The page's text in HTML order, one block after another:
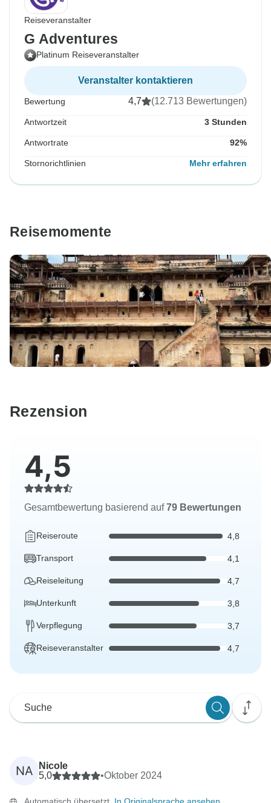
Reiseveranstalter
G Adventures
Platinum Reiseveranstalter
Veranstalter kontaktieren
Bewertung 4,7 (12.713 Bewertungen)
Antwortzeit 3 Stunden
Antwortrate 92%
Stornorichtlinien Mehr erfahren
Reisemomente
Rezension
4,5
Gesamtbewertung basierend auf79 Bewertungen
Reiseroute 4,8
Transport 4,1
Reiseleitung 4,7
Unterkunft 3,8
Verpflegung 3,7
Reiseveranstalter 4,7
NA
Nicole
5,0
•Oktober 2024